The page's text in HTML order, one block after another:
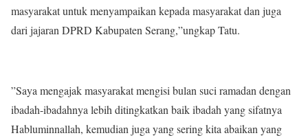
masyarakat untuk menyampaikan kepada masyarakat dan juga
dari jajaran DPRD Kabupaten Serang,”ungkap Tatu.
”Saya mengajak masyarakat mengisi bulan suci ramadan dengan
ibadah-ibadahnya lebih ditingkatkan baik ibadah yang sifatnya
Habluminnallah, kemudian juga yang sering kita abaikan yang